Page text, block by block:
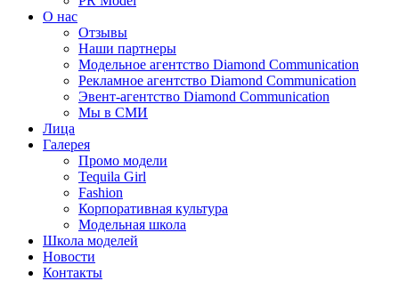
О нас
Отзывы
Наши партнеры
Модельное агентство Diamond Communication
Рекламное агентство Diamond Communication
Эвент-агентство Diamond Communication
Мы в СМИ
Лица
Галерея
Промо модели
Tequila Girl
Fashion
Корпоративная культура
Модельная школа
Школа моделей
Новости
Контакты